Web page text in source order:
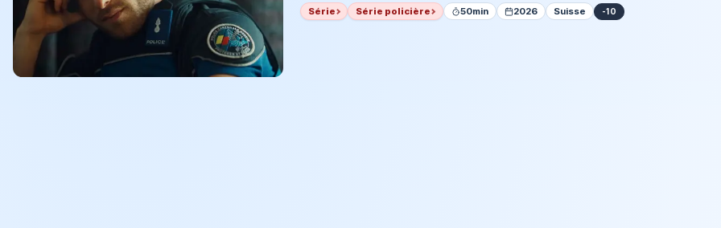
Série Série policière 50min 2026 Suisse -10